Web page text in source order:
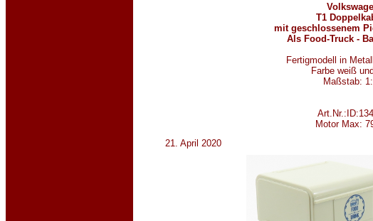
21. April 2020
T1
mit geschlossenem
Als Food-Truck -
Fertigmodell in
Farbe weiß
Maßstab:
Motor Max: